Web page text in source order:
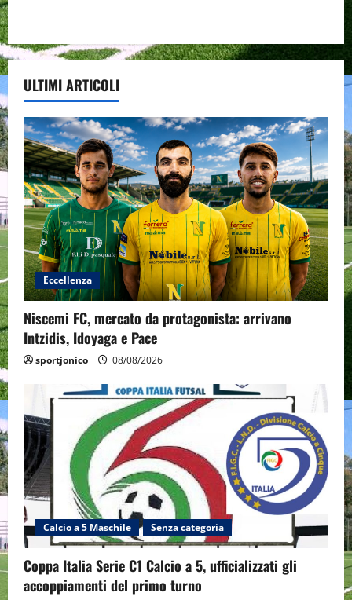
ULTIMI ARTICOLI
Eccellenza
Niscemi FC, mercato da protagonista: arrivano
Intzidis, Idoyaga e Pace
sportjonico 08/08/2026
Calcio a 5 Maschile Senza categoria
Coppa Italia Serie C1 Calcio a 5, ufficializzati gli
accoppiamenti del primo turno